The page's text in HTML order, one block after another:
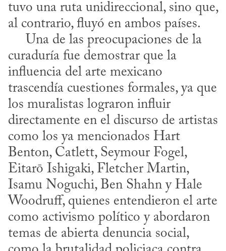
tuvo una ruta unidireccional, sino que,
al contrario, fluyó en ambos países.
curaduría fue demostrar que la
influencia del arte mexicano
trascendía cuestiones formales, ya que
los muralistas lograron influir
directamente en el discurso de artistas
como los ya mencionados Hart
Benton, Catlett, Seymour Fogel,
Eitarō Ishigaki, Fletcher Martin,
Isamu Noguchi, Ben Shahn y Hale
Woodruff, quienes entendieron el arte
como activismo político y abordaron
temas de abierta denuncia social,